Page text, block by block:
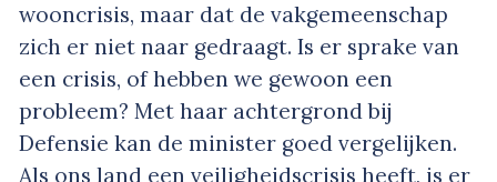
wooncrisis, maar dat de vakgemeenschap
zich er niet naar gedraagt. Is er sprake van
een crisis, of hebben we gewoon een
probleem? Met haar achtergrond bij
Defensie kan de minister goed vergelijken.
Als ons land een veiligheidscrisis heeft, is er